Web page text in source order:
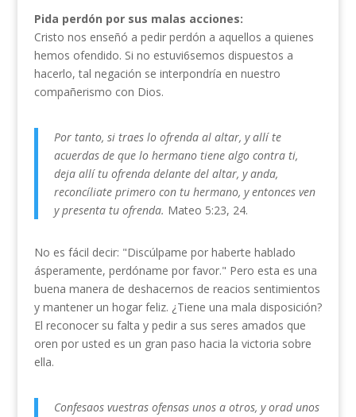
Pida perdón por sus malas acciones:
Cristo nos enseñó a pedir perdón a aquellos a quienes
hemos ofendido. Si no estuvi6semos dispuestos a
hacerlo, tal negación se interpondría en nuestro
compañerismo con Dios.
Por tanto, si traes lo ofrenda al altar, y allí te
acuerdas de que lo hermano tiene algo contra ti,
deja allí tu ofrenda delante del altar, y anda,
reconcíliate primero con tu hermano, y entonces ven
y presenta tu ofrenda. Mateo 5:23, 24.
No es fácil decir: "Discúlpame por haberte hablado
ásperamente, perdóname por favor." Pero esta es una
buena manera de deshacernos de reacios sentimientos
y mantener un hogar feliz. ¿Tiene una mala disposición?
El reconocer su falta y pedir a sus seres amados que
oren por usted es un gran paso hacia la victoria sobre
ella.
Confesaos vuestras ofensas unos a otros, y orad unos